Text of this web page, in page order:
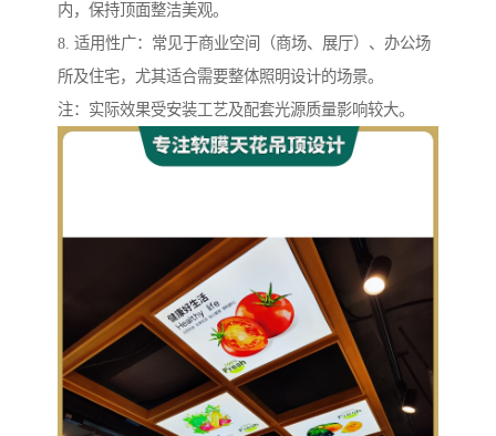
内，保持顶面整洁美观。
8. 适用性广：常见于商业空间（商场、展厅）、办公场
所及住宅，尤其适合需要整体照明设计的场景。
注：实际效果受安装工艺及配套光源质量影响较大。